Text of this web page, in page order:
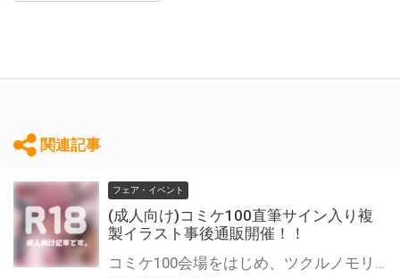
関連記事
フェア・イベント
(成人向け)コミケ100直筆サイン入り複
製イラスト事後通販開催！！
コミケ100会場をはじめ、ツクルノモリ主催 UDXイラスト展「Akiba Art Fes」にて販売しておりました豪華作家陣による直筆サイン入り複製イラストの事後通販を開催いたします。 数量限定・完売御礼となりますので、是非この機会をお見逃しなく！